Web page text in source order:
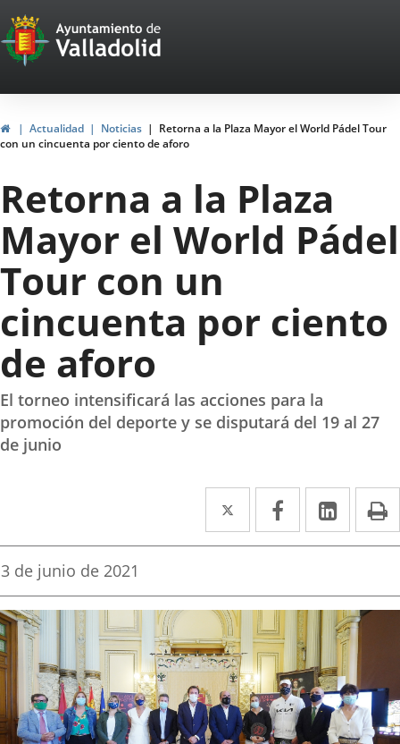
Portal
Web
del
Ayuntamiento
de
Valladolid
HomeActualidad Noticias
Retorna a la Plaza Mayor el World Pádel Tour
con un cincuenta por ciento de aforo
Retorna a la Plaza
Mayor el World Pádel
Tour con un
cincuenta por ciento
de aforo
El torneo intensificará las acciones para la
promoción del deporte y se disputará del 19 al 27
de junio
Twitter
Enlace
a
aplicación
externa.
Facebook
Enlace
a
aplicación
externa.
Enlace
a
Fecha
la
noticia
3 de junio de 2021